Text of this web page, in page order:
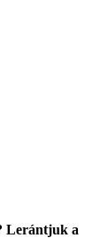
Lerántjuk a